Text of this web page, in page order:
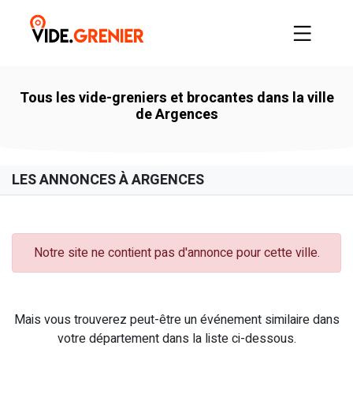
Tous les vide-greniers et brocantes dans la ville
de Argences
LES ANNONCES À ARGENCES
Notre site ne contient pas d'annonce pour cette ville.
Mais vous trouverez peut-être un événement similaire dans
votre département dans la liste ci-dessous.